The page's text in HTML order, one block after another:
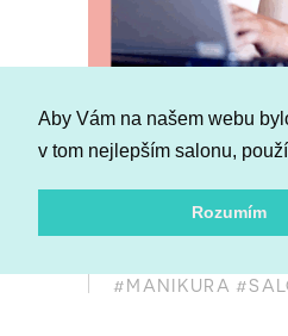
Aby Vám na našem webu
v tom nejlepším salonu,
Rozumím
OBLÍBENÉ
#PODNIKANI
#MANIKURA